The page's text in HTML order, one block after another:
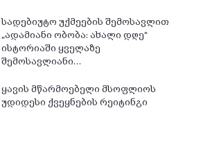
სადებიუტო უქმეების შემოსავლით
„ადამიანი ობობა: ახალი დღე“
ისტორიაში ყველაზე
შემოსავლიანი…
ყავის მწარმოებელი მსოფლიოს
უდიდესი ქვეყნების რეიტინგი